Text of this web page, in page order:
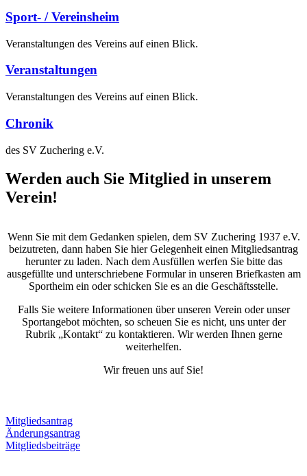
Sport- / Vereinsheim
Veranstaltungen des Vereins auf einen Blick.
Veranstaltungen
Veranstaltungen des Vereins auf einen Blick.
Chronik
des SV Zuchering e.V.
Werden auch Sie Mitglied in unserem
Verein!
Wenn Sie mit dem Gedanken spielen, dem SV Zuchering 1937 e.V.
beizutreten, dann haben Sie hier Gelegenheit einen Mitgliedsantrag
herunter zu laden. Nach dem Ausfüllen werfen Sie bitte das
ausgefüllte und unterschriebene Formular in unseren Briefkasten am
Sportheim ein oder schicken Sie es an die Geschäftsstelle.
Falls Sie weitere Informationen über unseren Verein oder unser
Sportangebot möchten, so scheuen Sie es nicht, uns unter der
Rubrik „Kontakt“ zu kontaktieren. Wir werden Ihnen gerne
weiterhelfen.
Wir freuen uns auf Sie!
Mitgliedsantrag
Änderungsantrag
Mitgliedsbeiträge